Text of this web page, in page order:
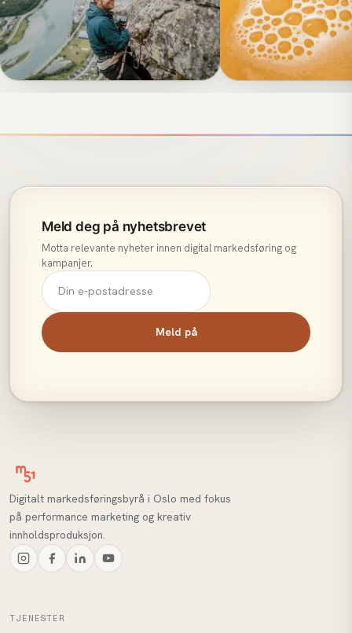
Meld deg på nyhetsbrevet
Motta relevante nyheter innen digital markedsføring og
kampanjer.
Meld på
Digitalt markedsføringsbyrå i Oslo med fokus
på performance marketing og kreativ
innholdsproduksjon.
TJENESTER